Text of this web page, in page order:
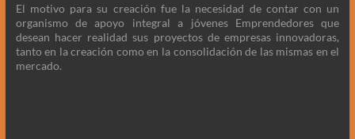
El motivo para su creación fue la necesidad de contar con un
organismo de apoyo integral a jóvenes Emprendedores que
desean hacer realidad sus proyectos de empresas innovadoras,
tanto en la creación como en la consolidación de las mismas en el
mercado.